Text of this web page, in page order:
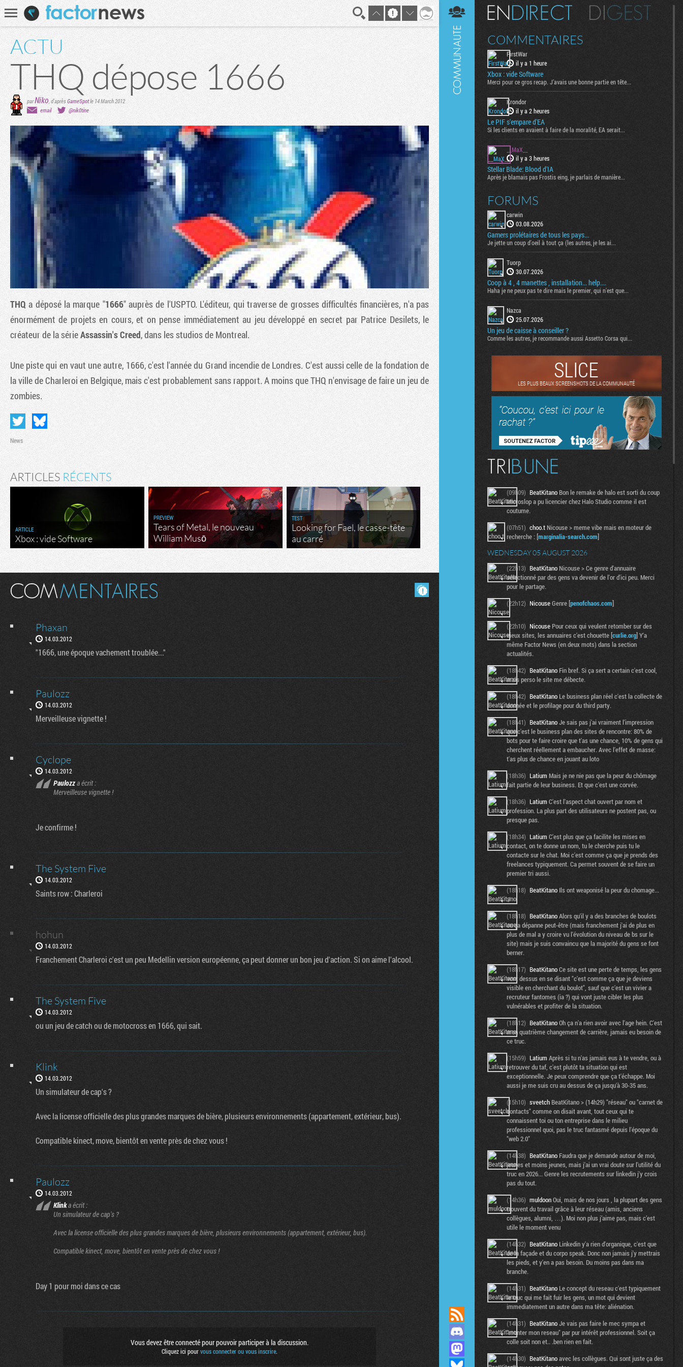
Recherche
ACTU
THQ dépose 1666
parNiko, d'aprèsGameSpotle 14 March 2012
email
@nik0tine
THQ a déposé la marque "1666" auprès de l'USPTO. L'éditeur, qui traverse de grosses difficultés financières, n'a pas
énormément de projets en cours, et on pense immédiatement au jeu développé en secret par Patrice Desilets, le
créateur de la sérieAssassin's Creed, dans les studios de Montreal.
Une piste qui en vaut une autre, 1666, c'est l'année du Grand incendie de Londres. C'est aussi celle de la fondation de
la ville de Charleroi en Belgique, mais c'est probablement sans rapport. A moins que THQ n'envisage de faire un jeu de
zombies.
News
ARTICLES RÉCENTS
ARTICLE
Xbox : vide Software
PREVIEW
Tears of Metal, le nouveau
William Musō
TEST
Looking for Fael, le casse-tête
au carré
Phaxan
14.03.2012
"1666, une époque vachement troublée..."
Paulozz
14.03.2012
Merveilleuse vignette !
Cyclope
14.03.2012
Paulozza écrit :
Merveilleuse vignette !
Je confirme !
The System Five
14.03.2012
Saints row : Charleroi
hohun
14.03.2012
Franchement Charleroi c'est un peu Medellin version européenne, ça peut donner un bon jeu d'action. Si on aime l'alcool.
The System Five
14.03.2012
ou un jeu de catch ou de motocross en 1666, qui sait.
Klink
14.03.2012
Un simulateur de cap's ?
Avec la license officielle des plus grandes marques de bière, plusieurs environnements (appartement, extérieur, bus).
Compatible kinect, move, bientôt en vente près de chez vous !
Paulozz
14.03.2012
Klinka écrit :
Un simulateur de cap's ?
Avec la license officielle des plus grandes marques de bière, plusieurs environnements (appartement, extérieur, bus).
Compatible kinect, move, bientôt en vente près de chez vous !
Day 1 pour moi dans ce cas
Vous devez être connecté pour pouvoir participer à la discussion.
Cliquez ici pourvous connecter ou vous inscrire.
En direct Digest
COMMENTAIRES
FirstWar
il y a 1 heure
Xbox : vide Software
Merci pour ce gros recap. J’avais une bonne partie en tête...
Krondor
il y a 2 heures
Le PIF s'empare d'EA
Si les clients en avaient à faire de la moralité, EA serait...
__MaX__
il y a 3 heures
Stellar Blade: Blood d'IA
Après je blamais pas Frostis eing, je parlais de manière...
FORUMS
carwin
03.08.2026
Gamers prolétaires de tous les pays...
Je jette un coup d'oeil à tout ça (les autres, je les ai...
Tuorp
30.07.2026
Coop à 4 , 4 manettes , installation... help....
Haha je ne peux pas te dire mais le premier, qui n'est que...
Nazca
25.07.2026
Un jeu de caisse à conseiller ?
Comme les autres, je recommande aussi Assetto Corsa qui...
SLICE
LES PLUS BEAUX SCREENSHOTS DE LA COMMUNAUTÉ
(09h09) BeatKitano Bon le remake de halo est sorti du coup
Microslop a pu licencier chez Halo Studio comme il est
coutume.
(07h51) choo.t Nicouse > meme vibe mais en moteur de
recherche : [marginalia-search.com]
WEDNESDAY 05 AUGUST 2026
(22h13) BeatKitano Nicouse > Ce genre d'annuaire
sélectionné par des gens va devenir de l'or d'ici peu. Merci
pour le partage.
(22h12) NicouseGenre [penofchaos.com]
(22h10) Nicouse Pour ceux qui veulent retomber sur des
vieux sites, les annuaires c'est chouette [curlie.org] Y'a
même Factor News (en deux mots) dans la section
actualités.
(18h42) BeatKitano Fin bref. Si ça sert a certain c'est cool,
mais perso le site me débecte.
(18h42) BeatKitano Le business plan réel c'est la collecte de
donnée et le profilage pour du third party.
(18h41) BeatKitanoJe sais pas j'ai vraiment l'impression
que c'est le business plan des sites de rencontre: 80% de
bots pour te faire croire que t'as une chance, 10% de gens qui
cherchent réellement a embaucher. Avec l'effet de masse:
t'as plus de chance en jouant au loto
(18h36) Latium Mais je ne nie pas que la peur du chômage
fait partie de leur business. Et que c'est une corvée.
(18h36) Latium C'est l'aspect chat ouvert par nom et
profession. La plus part des utilisateurs ne postent pas, ou
presque pas.
(18h34) Latium C'est plus que ça facilite les mises en
contact, on te donne un nom, tu le cherche puis tu le
contacte sur le chat. Moi c'est comme ça que je prends des
freelances typiquement. Ca permet souvent de se faire un
premier tri aussi.
(18h18) BeatKitano Ils ont weaponisé la peur du chomage...
:/
(18h18) BeatKitanoAlors qu'il y a des branches de boulots
ou ça dépanne peut-être (mais franchement j'ai de plus en
plus de mal a y croire vu l'évolution du niveau de bs sur le
site) mais je suis convaincu que la majorité du gens se font
berner.
(18h17) BeatKitanoCe site est une perte de temps, les gens
vont dessus en se disant "c'est comme ça que je deviens
visible en cherchant du boulot", sauf que c'est un vivier a
recruteur fantomes (ia ?) qui vont juste cibler les plus
vulnérables et profiter de la situation.
(18h12) BeatKitanoOh ça n'a rien avoir avec l'age hein. C'est
mon quatrième changement de carrière, jamais eu besoin de
ce truc.
(15h59) Latium Après si tu n'as jamais eus à te vendre, ou à
retrouver du taf, c'est plutôt ta situation qui est
exceptionnelle. Je peux comprendre que ça t'échappe. Moi
aussi je me suis cru au dessus de ça jusqu'à 30-35 ans.
(15h10) sveetch BeatKitano > (14h29) "réseau" ou "carnet de
contacts" comme on disait avant, tout ceux qui te
connaissent toi ou ton entreprise dans le milieu
professionnel quoi, pas le truc fantasmé depuis l'époque du
"web 2.0"
(14h38) BeatKitano Faudra que je demande autour de moi,
jeunes et moins jeunes, mais j'ai un vrai doute sur l'utilité du
truc en 2026... Genre les recrutements sur linkedin j'y crois
pas du tout.
(14h36) muldoonOui, mais de nos jours , la plupart des gens
trouvent du travail grâce à leur réseau (amis, anciens
collègues, alumni, …). Moi non plus j’aime pas, mais c’est
utile le moment venu
(14h32) BeatKitano Linkedin y'a rien d'organique, c'est que
de la façade et du corpo speak. Donc non jamais j'y mettrais
les pieds, et y'en a pas besoin. Du moins pas dans ma
branche.
(14h31) BeatKitano Le concept du reseau c'est typiquement
le truc qui me fait fuir les gens, un mot qui devient
immediatement un autre dans ma tête: aliénation.
(14h31) BeatKitanoJe vais pas faire le mec sympa et
"monter mon reseau" par pur intérêt professionnel. Soit ça
colle soit non et.. .ben rien en fait.
(14h30) BeatKitanoavec les collègues. Qui sont juste ça des
Flux RSS
Suivez nous sur Mastodon